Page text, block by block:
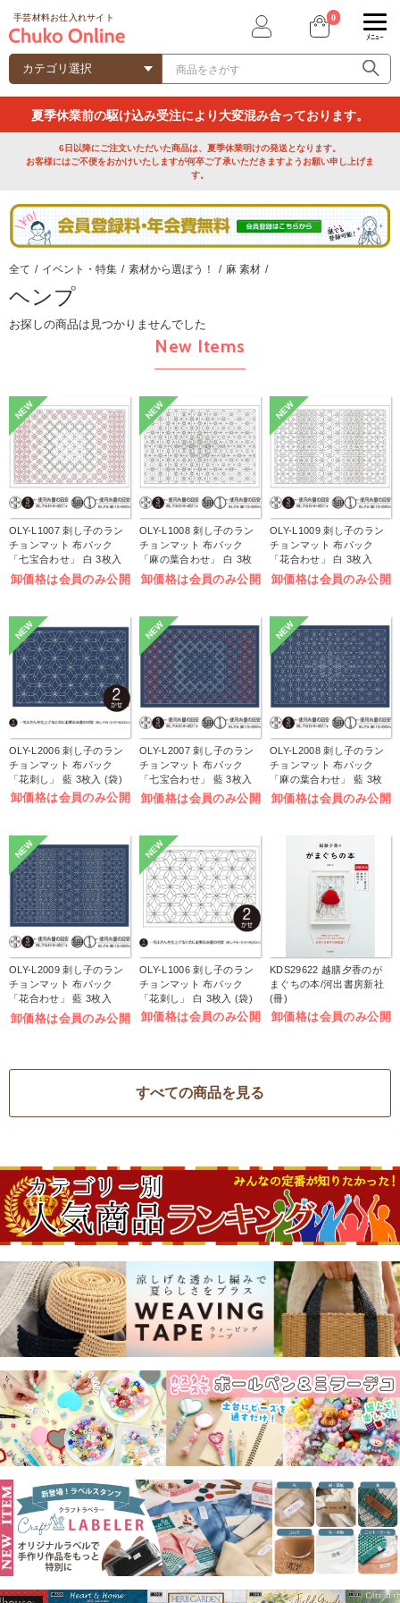
手芸材料お仕入れサイト 0
ﾒﾆｭｰ
夏季休業前の駆け込み受注により大変混み合っております。
6日以降にご注文いただいた商品は、夏季休業明けの発送となります。
お客様にはご不便をおかけいたしますが何卒ご了承いただきますようお願い申し上げま
す。
全て / イベント・特集 / 素材から選ぼう！ / 麻 素材 /
ヘンプ
お探しの商品は見つかりませんでした
New Items
NEW
OLY-L1007 刺し子のラン
チョンマット 布パック
「七宝合わせ」 白 3枚入
(袋)
卸価格は会員のみ公開
NEW
OLY-L1008 刺し子のラン
チョンマット 布パック
「麻の葉合わせ」 白 3枚
入 (袋)
卸価格は会員のみ公開
NEW
OLY-L1009 刺し子のラン
チョンマット 布パック
「花合わせ」 白 3枚入
(袋)
卸価格は会員のみ公開
NEW
OLY-L2006 刺し子のラン
チョンマット 布パック
「花刺し」 藍 3枚入 (袋)
卸価格は会員のみ公開
NEW
OLY-L2007 刺し子のラン
チョンマット 布パック
「七宝合わせ」 藍 3枚入
(袋)
卸価格は会員のみ公開
NEW
OLY-L2008 刺し子のラン
チョンマット 布パック
「麻の葉合わせ」 藍 3枚
入 (袋)
卸価格は会員のみ公開
NEW
OLY-L2009 刺し子のラン
チョンマット 布パック
「花合わせ」 藍 3枚入
(袋)
卸価格は会員のみ公開
NEW
OLY-L1006 刺し子のラン
チョンマット 布パック
「花刺し」 白 3枚入 (袋)
卸価格は会員のみ公開
KDS29622 越膳夕香のが
まぐちの本/河出書房新社
(冊)
卸価格は会員のみ公開
すべての商品を見る